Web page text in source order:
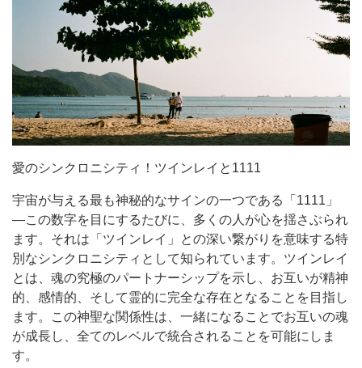
愛のシンクロニシティ！ツインレイと1111
宇宙が与える最も神秘的なサインの一つである「1111」
—この数字を目にするたびに、多くの人が心を揺さぶられ
ます。それは「ツインレイ」との深い繋がりを意味する特
別なシンクロニシティとして知られています。ツインレイ
とは、魂の究極のパートナーシップを示し、お互いが精神
的、感情的、そして霊的に完全な存在となることを目指し
ます。この神聖な関係性は、一緒になることでお互いの魂
が成長し、全てのレベルで統合されることを可能にしま
す。